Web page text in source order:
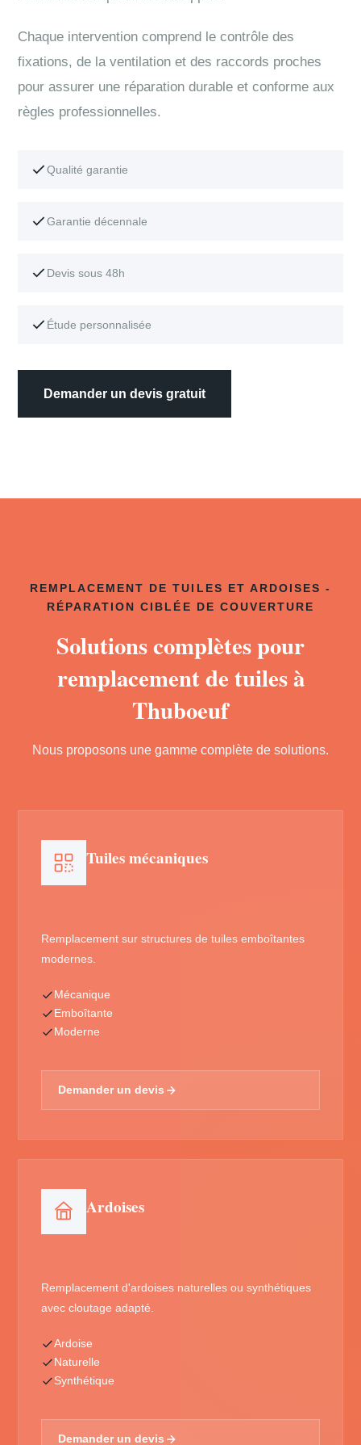
Chaque intervention comprend le contrôle des
fixations, de la ventilation et des raccords proches
pour assurer une réparation durable et conforme aux
règles professionnelles.
Qualité garantie
Garantie décennale
Devis sous 48h
Étude personnalisée
Demander un devis gratuit
REMPLACEMENT DE TUILES ET ARDOISES -
RÉPARATION CIBLÉE DE COUVERTURE
Solutions complètes pour
remplacement de tuiles à
Thuboeuf
Nous proposons une gamme complète de solutions.
Tuiles mécaniques
Remplacement sur structures de tuiles emboîtantes
modernes.
Mécanique
Emboîtante
Moderne
Demander un devis
Ardoises
Remplacement d'ardoises naturelles ou synthétiques
avec cloutage adapté.
Ardoise
Naturelle
Synthétique
Demander un devis